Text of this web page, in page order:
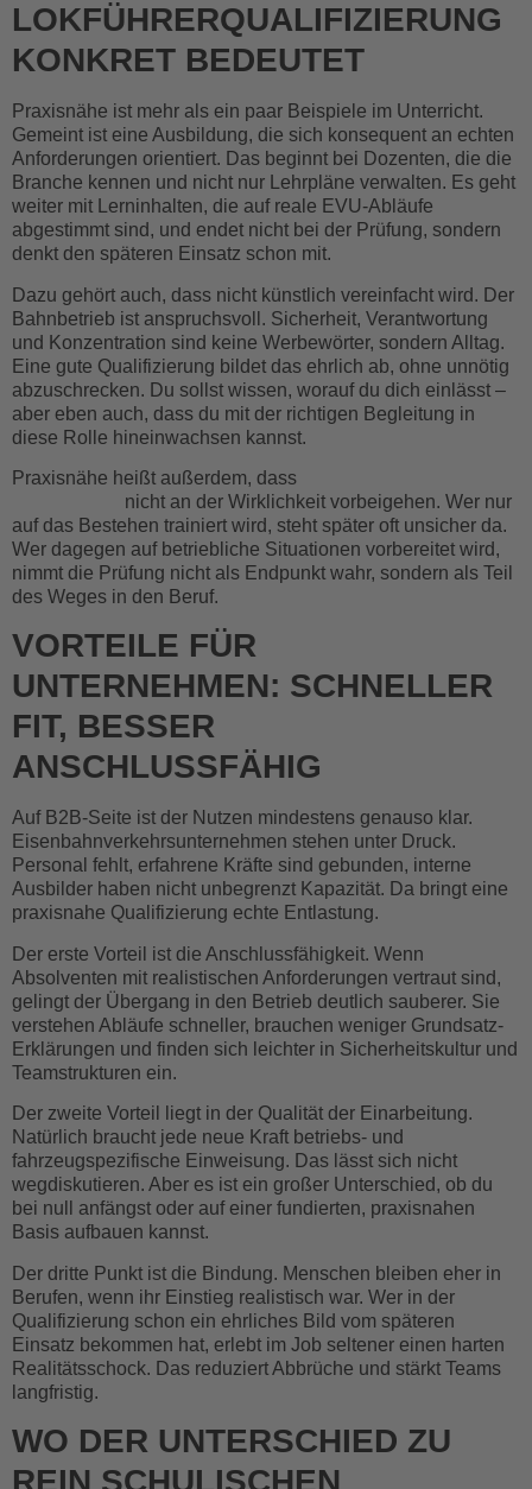
LOKFÜHRERQUALIFIZIERUNG
KONKRET BEDEUTET
Praxisnähe ist mehr als ein paar Beispiele im Unterricht.
Gemeint ist eine Ausbildung, die sich konsequent an echten
Anforderungen orientiert. Das beginnt bei Dozenten, die die
Branche kennen und nicht nur Lehrpläne verwalten. Es geht
weiter mit Lerninhalten, die auf reale EVU-Abläufe
abgestimmt sind, und endet nicht bei der Prüfung, sondern
denkt den späteren Einsatz schon mit.
Dazu gehört auch, dass nicht künstlich vereinfacht wird. Der
Bahnbetrieb ist anspruchsvoll. Sicherheit, Verantwortung
und Konzentration sind keine Werbewörter, sondern Alltag.
Eine gute Qualifizierung bildet das ehrlich ab, ohne unnötig
abzuschrecken. Du sollst wissen, worauf du dich einlässt –
aber eben auch, dass du mit der richtigen Begleitung in
diese Rolle hineinwachsen kannst.
Praxisnähe heißt außerdem, dass
nicht an der Wirklichkeit vorbeigehen. Wer nur
auf das Bestehen trainiert wird, steht später oft unsicher da.
Wer dagegen auf betriebliche Situationen vorbereitet wird,
nimmt die Prüfung nicht als Endpunkt wahr, sondern als Teil
des Weges in den Beruf.
VORTEILE FÜR
UNTERNEHMEN: SCHNELLER
FIT, BESSER
ANSCHLUSSFÄHIG
Auf B2B-Seite ist der Nutzen mindestens genauso klar.
Eisenbahnverkehrsunternehmen stehen unter Druck.
Personal fehlt, erfahrene Kräfte sind gebunden, interne
Ausbilder haben nicht unbegrenzt Kapazität. Da bringt eine
praxisnahe Qualifizierung echte Entlastung.
Der erste Vorteil ist die Anschlussfähigkeit. Wenn
Absolventen mit realistischen Anforderungen vertraut sind,
gelingt der Übergang in den Betrieb deutlich sauberer. Sie
verstehen Abläufe schneller, brauchen weniger Grundsatz-
Erklärungen und finden sich leichter in Sicherheitskultur und
Teamstrukturen ein.
Der zweite Vorteil liegt in der Qualität der Einarbeitung.
Natürlich braucht jede neue Kraft betriebs- und
fahrzeugspezifische Einweisung. Das lässt sich nicht
wegdiskutieren. Aber es ist ein großer Unterschied, ob du
bei null anfängst oder auf einer fundierten, praxisnahen
Basis aufbauen kannst.
Der dritte Punkt ist die Bindung. Menschen bleiben eher in
Berufen, wenn ihr Einstieg realistisch war. Wer in der
Qualifizierung schon ein ehrliches Bild vom späteren
Einsatz bekommen hat, erlebt im Job seltener einen harten
Realitätsschock. Das reduziert Abbrüche und stärkt Teams
langfristig.
WO DER UNTERSCHIED ZU
REIN SCHULISCHEN